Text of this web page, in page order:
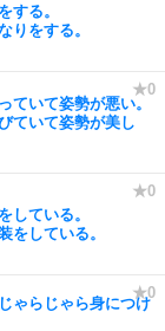
する。
りをする。
ていて姿勢が悪い。
ていて姿勢が美し
している。
をしている。
ゃらじゃら身につけ